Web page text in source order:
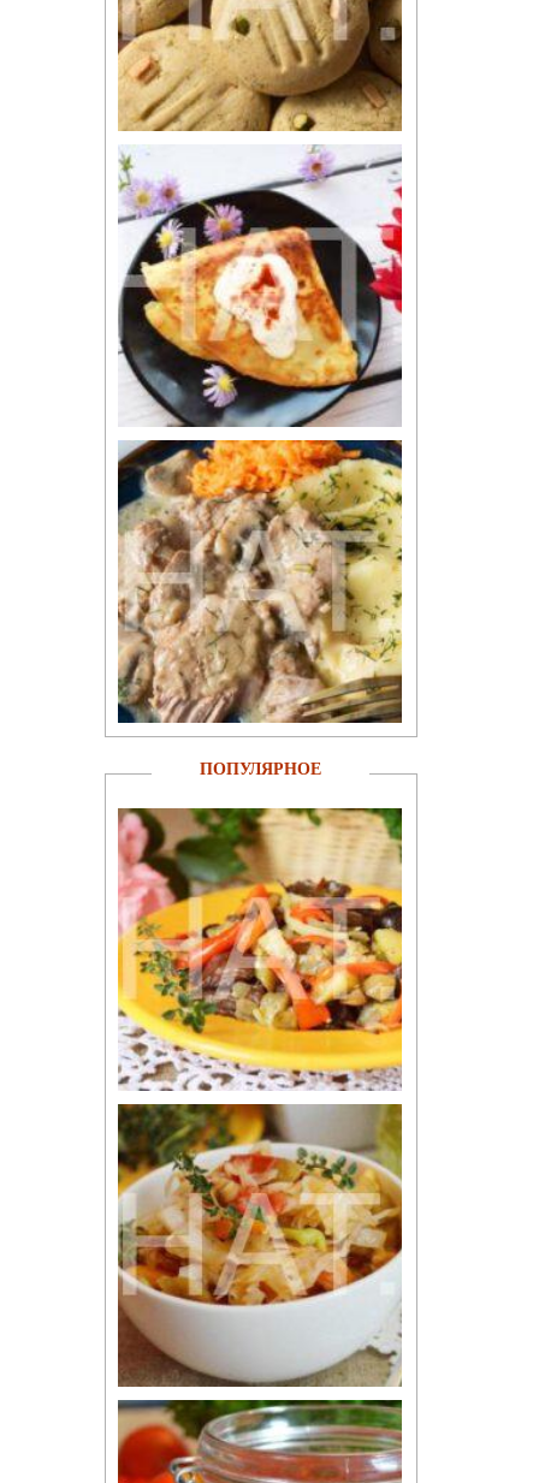
ПОПУЛЯРНОЕ